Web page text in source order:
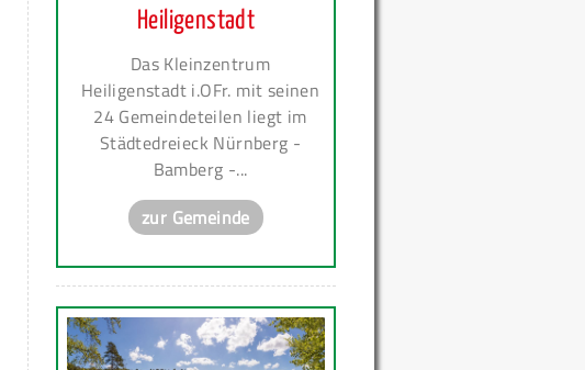
Heiligenstadt
Das Kleinzentrum
Heiligenstadt i.OFr. mit seinen
24 Gemeindeteilen liegt im
Städtedreieck Nürnberg -
Bamberg -...
zur Gemeinde